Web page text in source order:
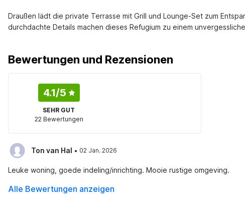
Draußen lädt die private Terrasse mit Grill und Lounge-Set zum
durchdachte Details machen dieses Refugium zu einem
Bewertungen und Rezensionen
4.1/5
SEHR GUT
22 Bewertungen
Ton van Hal · 02 Jan. 2026
Leuke woning, goede indeling/inrichting. Mooie rustige omgeving.
Alle Bewertungen anzeigen